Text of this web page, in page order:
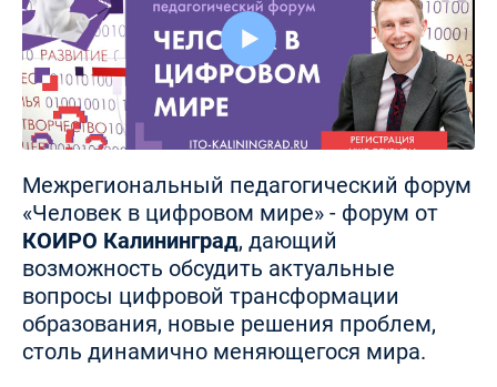
Межрегиональный педагогический форум
«Человек в цифровом мире» - форум от
КОИРО Калининград, дающий
возможность обсудить актуальные
вопросы цифровой трансформации
образования, новые решения проблем,
столь динамично меняющегося мира.